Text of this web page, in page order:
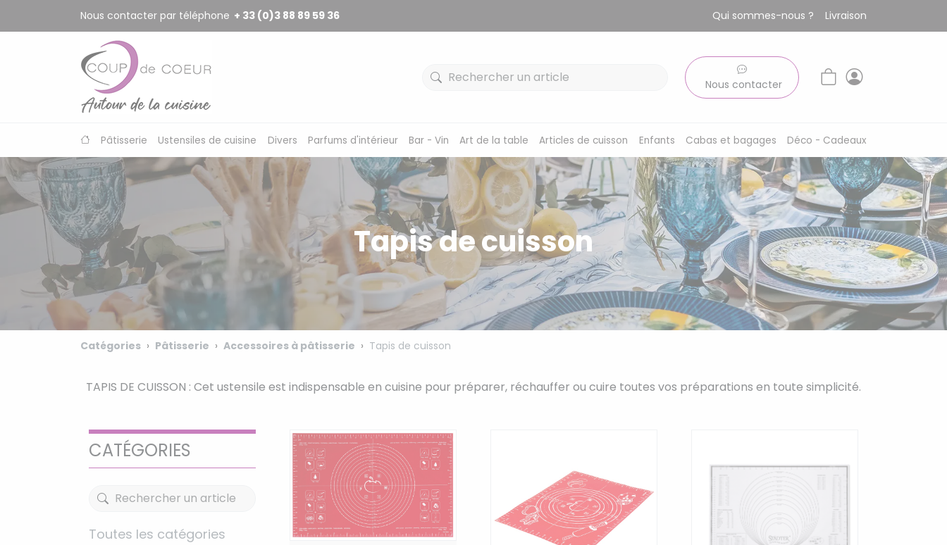
Nous contacter par téléphone + 33 (0)3 88 89 59 36 Qui sommes-nous ? Livraison
Nous contacter
Pâtisserie Ustensiles de cuisine Divers Parfums d'intérieur Bar - Vin Art de la table Articles de cuisson Enfants Cabas et bagages Déco - Cadeaux
Tapis de cuisson
Catégories Pâtisserie Accessoires à pâtisserie Tapis de cuisson
TAPIS DE CUISSON : Cet ustensile est indispensable en cuisine pour préparer, réchauffer ou cuire toutes vos préparations en toute simplicité.
CATÉGORIES
Toutes les catégories
Panneau de gestion des cookies